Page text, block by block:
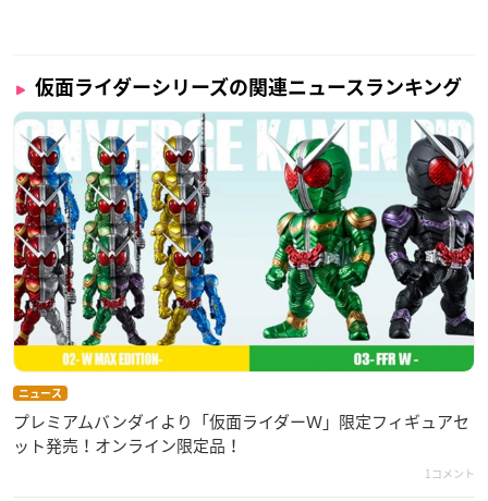
仮面ライダーシリーズの関連ニュースランキング
ニュース
プレミアムバンダイより「仮面ライダーＷ」限定フィギュアセ
ット発売！オンライン限定品！
1コメント